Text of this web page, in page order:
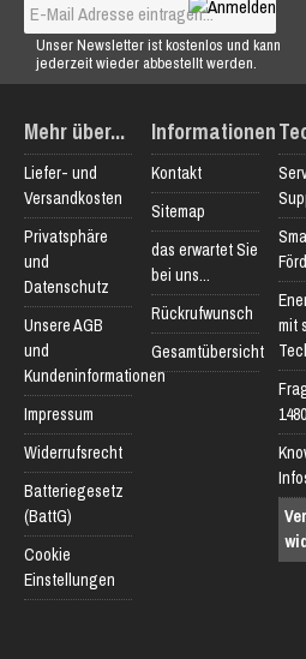
Unser Newsletter ist kostenlos und kann
jederzeit wieder abbestellt werden.
Mehr über...
Liefer- und
Versandkosten
Privatsphäre
und
Datenschutz
Unsere AGB
und
Kundeninformationen
Impressum
Widerrufsrecht
Batteriegesetz
(BattG)
Cookie
Einstellungen
Informationen
Kontakt
Sitemap
das erwartet Sie
bei uns...
Rückrufwunsch
Gesamtübersicht
mit